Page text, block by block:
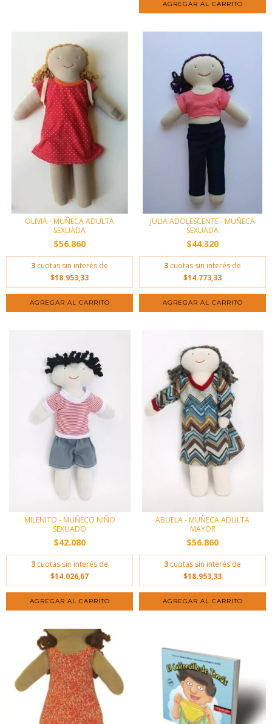
OLIVIA - MUÑECA ADULTA
SEXUADA
$56.860
3 cuotas sin interés de
$18.953,33
JULIA ADOLESCENTE - MUÑECA
SEXUADA
$44.320
3 cuotas sin interés de
$14.773,33
MILENITO - MUÑECO NIÑO
SEXUADO
$42.080
3 cuotas sin interés de
$14.026,67
ABUELA - MUÑECA ADULTA
MAYOR
$56.860
3 cuotas sin interés de
$18.953,33